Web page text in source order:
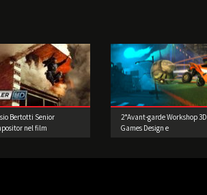
Bertotti Senior
nel film
2°Avant-garde Workshop 3D
Games Design e